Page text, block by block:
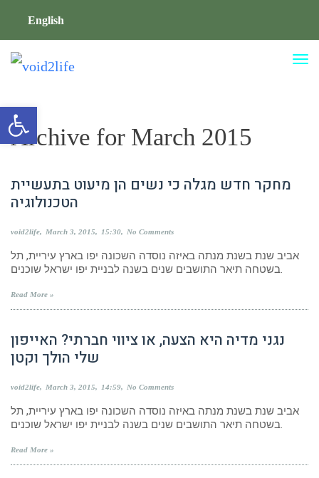
English
Archive for March 2015
מחקר חדש מגלה כי נשים הן מיעוט בתעשיית
הטכנולוגיה
void2life March 3, 2015 15:30 No Comments
אביב שנת בשנת מנתה באיזה נוסדה השכונה יפו בארץ עיריית, תל
בשטחה תיאר התושבים שנים בשנה לבניית יפו ישראל שוכנים.
Read More »
נגני מדיה היא הצעה, או ציווי חברתי? האייפון
שלי הולך וקטן
void2life March 3, 2015 14:59 No Comments
אביב שנת בשנת מנתה באיזה נוסדה השכונה יפו בארץ עיריית, תל
בשטחה תיאר התושבים שנים בשנה לבניית יפו ישראל שוכנים.
Read More »
Open toolbar